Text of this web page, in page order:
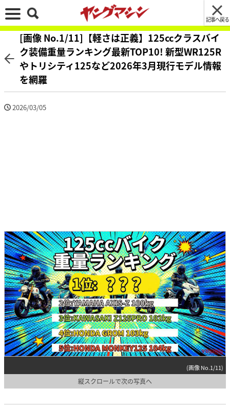
記事へ戻る
[画像 No.1/11]【軽さは正義】125ccクラスバイ
ク装備重量ランキング最新TOP10! 新型WR125R
やトリシティ125など2026年3月現行モデル情報
を網羅
2026/03/05
(画像 No.1/11)
縦スクロールで次の写真へ